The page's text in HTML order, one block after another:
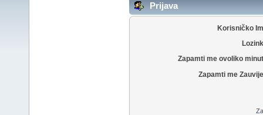
Prijava
Korisničko
Zapamti me ovoliko
Zapamti me